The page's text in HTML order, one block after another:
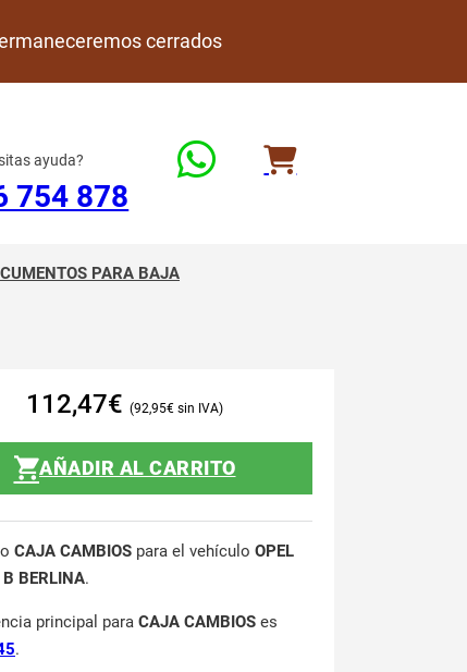
cerrados
ayuda?
754 878
PARA BAJA
112,47€ 92,95€
AÑADIR AL CARRITO
CAJA CAMBIOS para el vehículo OPEL
BERLINA.
principal para CAJA CAMBIOS es
.